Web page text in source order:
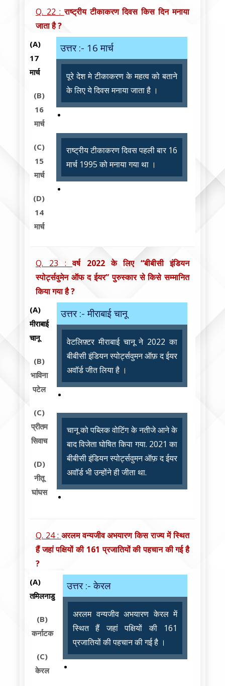
Q. 22 :राष्ट्रीय टीकाकरण दिवस किस दिन मनाया
जाता है ?
(A)
17
मार्च
(B)
16
मार्च
(C)
15
मार्च
(D)
14
मार्च
उत्तर :- 16 मार्च
पूरे देश मे टीकाकरण के महत्व को बताने
के लिए ये दिवस मनाया जाता है ।
राष्ट्रीय टीकाकरण दिवस पहली बार 16
मार्च 1995 को मनाया गया था ।
Q. 23 :वर्ष 2022 के लिए “बीबीसी इंडियन
स्पोर्ट्सवुमेन ऑफ द ईयर” पुरुस्कार से किसे सम्मानित
किया गया है ?
(A)
मीराबाई
चानू
(B)
भाविना
पटेल
(C)
प्रीतम
सिवाच
(D)
नीतू
घांघस
उत्तर :- मीराबाई चानू
वेटलिफ़्टर मीराबाई चानू ने 2022 का
बीबीसी इंडियन स्पोर्ट्सवुमन ऑफ़ द ईयर
अवॉर्ड जीत लिया है ।
चानू को पब्लिक वोटिंग के नतीजे आने के
बाद विजेता घोषित किया गया. 2021 का
बीबीसी इंडियन स्पोर्ट्सवुमन ऑफ़ द ईयर
अवॉर्ड भी उन्होंने ही जीता था.
Q. 24 : अरलम वन्यजीव अभयारण किस राज्य में स्थित
हैं जहां पक्षियों की 161 प्रजातियों की पहचान की गई है
?
(A)
तमिलनाडु
(B)
कर्नाटक
(C)
केरल
उत्तर :- केरल
अरलम वन्यजीव अभयारण केरल में
स्थित हैं जहां पक्षियों की 161
प्रजातियों की पहचान की गई है ।